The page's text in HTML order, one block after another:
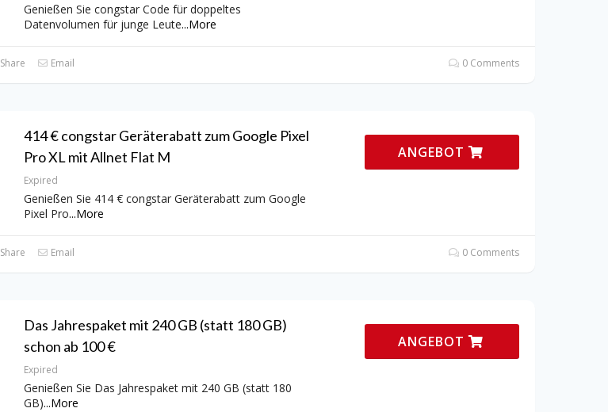
Genießen Sie congstar Code für doppeltes
Datenvolumen für junge Leute...More
Share Email 0 Comments
414 € congstar Geräterabatt zum Google Pixel
Pro XL mit Allnet Flat M
Expired
Genießen Sie 414 € congstar Geräterabatt zum Google
Pixel Pro...More
ANGEBOT
Share Email 0 Comments
Das Jahrespaket mit 240 GB (statt 180 GB)
schon ab 100 €
Expired
Genießen Sie Das Jahrespaket mit 240 GB (statt 180
GB)...More
ANGEBOT